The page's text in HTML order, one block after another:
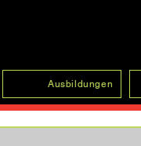
Ausbildungen